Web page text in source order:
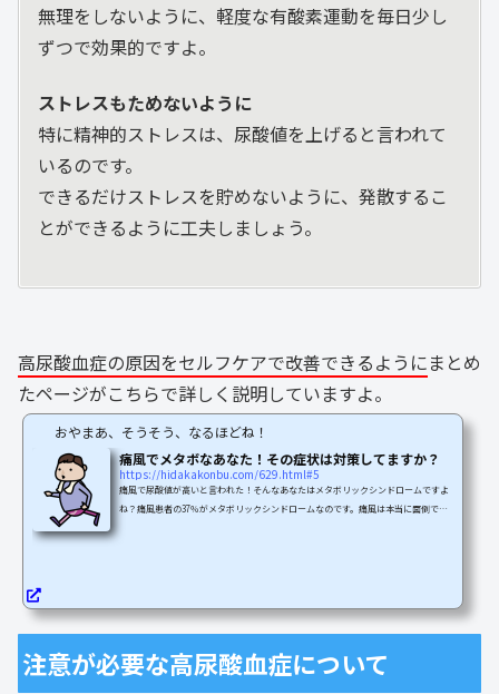
無理をしないように、軽度な有酸素運動を毎日少し
ずつで効果的ですよ。
ストレスもためないように
特に精神的ストレスは、尿酸値を上げると言われて
いるのです。
できるだけストレスを貯めないように、発散するこ
とができるように工夫しましょう。
高尿酸血症の原因をセルフケアで改善できるようにまとめ
たページがこちらで詳しく説明していますよ。
おやまあ、そうそう、なるほどね！
痛風でメタボなあなた！その症状は対策してますか？
https://hidakakonbu.com/629.html#5
痛風で尿酸値が高いと言われた！そんなあなたはメタボリックシンドロームですよ
ね？痛風患者の37％がメタボリックシンドロームなのです。痛風は本当に面倒です
注意が必要な高尿酸血症について